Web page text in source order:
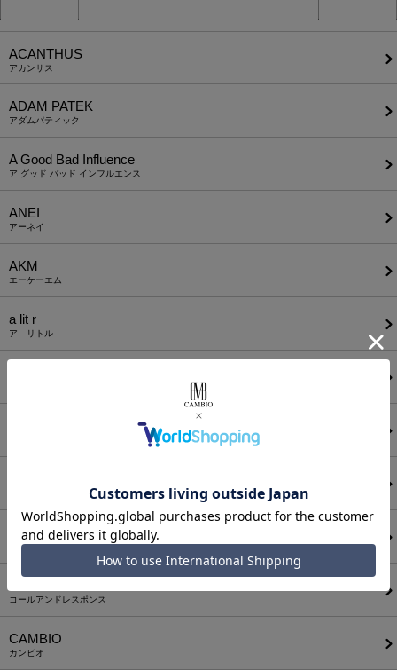
ACANTHUS
アカンサス
ADAM PATEK
アダムパティック
A Good Bad Influence
ア グッド バッド インフルエンス
ANEI
アーネイ
AKM
エーケーエム
a lit r
ア リトル
BODYSONG.
ボディソング
コールアンドレスポンス
CAMBIO
カンビオ